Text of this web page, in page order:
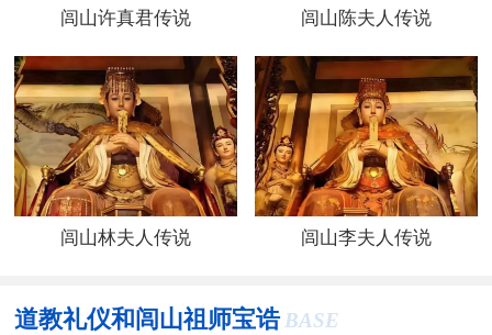
闾山许真君传说 闾山陈夫人传说
闾山林夫人传说 闾山李夫人传说
道教礼仪和闾山祖师宝诰 BASE